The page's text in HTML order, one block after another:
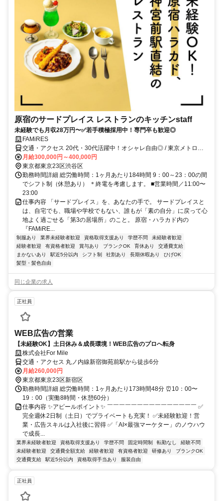
原宿のサードプレイス レストランのキッチンstaff
未経験でも月収28万円〜✅若手積極採用中！専門卒も歓迎◎
FAMiRES
交通・アクセス 20代・30代活躍中！オシャレ自由◎ / 東京メトロ千
代田・副都心線「明治神宮前(原宿)」駅4・7出口より徒歩1分、JR山
手線「原宿」駅東口より徒歩4分、東京メトロ千代田・半蔵門・銀座
線「表参道」駅A1出口より徒歩9分、各線「渋谷」駅B1出口より徒歩
12分
月給300,000円～400,000円
東京都東京23区渋谷区
勤務時間詳細 総労働時間：1ヶ月あたり184時間 9：00～23：00の間
でシフト制（休憩あり） ＊終電を考慮します。 ■営業時間／11:00〜
23:00
仕事内容 「サードプレイス」を、あなたの手で。 サードプレイスと
は、自宅でも、職場や学校でもない、誰もが「素の自分」に戻って心
地よく過ごせる「第3の居場所」のこと。 原宿・ハラカド内の
『FAMiRE...
制服あり 業界未経験者歓迎 資格取得支援あり 学歴不問
未経験者歓迎
経験者歓迎
有資格者歓迎 賞与あり ブランクOK 育休あり
交通費支給
まかないあり
駅近5分以内 シフト制 社割あり 長期休暇あり
ひげOK
髪型・髪色自由
同じ企業の求人
正社員
WEB広告の営業
【未経験OK】土日休み＆成長環境！WEB広告のプロへ転身
株式会社For Mile
交通・アクセス 丸ノ内線新宿御苑前駅から徒歩6分
月給260,000円
東京都東京23区新宿区
勤務時間詳細 総労働時間：1ヶ月あたり173時間48分 ⏰10：00〜
19：00（実働8時間・休憩60分）
仕事内容 ✨アピールポイント✨ ￣￣￣￣￣￣￣￣￣￣￣￣￣￣￣ ✅
完全週休2日制（土日）でプライベートも充実！ ✅未経験歓迎！営
業・広告スキルは入社後に習得 ✅「AI×最強マーケター」のノウハウ
で成長...
業界未経験者歓迎 資格取得支援あり 学歴不問 固定時間制 転勤なし
経験不問
未経験者歓迎
交通費全額支給 経験者歓迎 有資格者歓迎 研修あり
ブランクOK
交通費支給
駅近5分以内 資格取得手当あり 服装自由
正社員